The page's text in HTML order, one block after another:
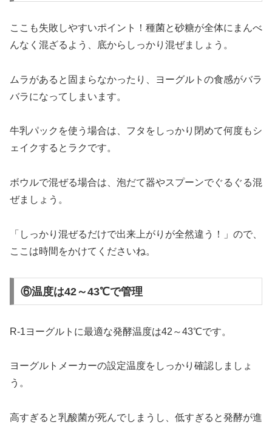
ここも失敗しやすいポイント！種菌と砂糖が全体にまんべ
んなく混ざるよう、底からしっかり混ぜましょう。
ムラがあると固まらなかったり、ヨーグルトの食感がバラ
バラになってしまいます。
牛乳パックを使う場合は、フタをしっかり閉めて何度もシ
ェイクするとラクです。
ボウルで混ぜる場合は、泡だて器やスプーンでぐるぐる混
ぜましょう。
「しっかり混ぜるだけで出来上がりが全然違う！」ので、
ここは時間をかけてくださいね。
⑥温度は42～43℃で管理
R-1ヨーグルトに最適な発酵温度は42～43℃です。
ヨーグルトメーカーの設定温度をしっかり確認しましょ
う。
高すぎると乳酸菌が死んでしまうし、低すぎると発酵が進